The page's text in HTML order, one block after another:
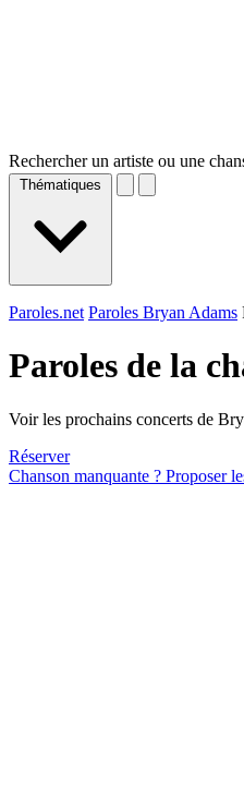
Rechercher un artiste ou une
Thématiques
Paroles.net Paroles Bryan Adams
Paroles de la
Voir les prochains concerts de
Réserver
Chanson manquante ? Proposer